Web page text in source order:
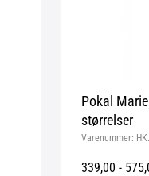
Pokal
størrelser
Varenummer:
339,00 -